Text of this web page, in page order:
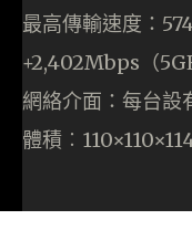
最高傳輸速度：
+2,402Mbps（
網絡介面：每台設
體積